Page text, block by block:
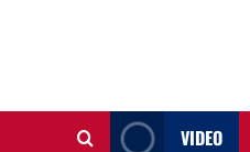
VIDEO